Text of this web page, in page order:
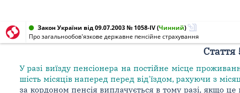
Закон України від 09.07.2003 № 1058-IV(Чинний)
Про загальнообов'язкове державне пенсійне страхування